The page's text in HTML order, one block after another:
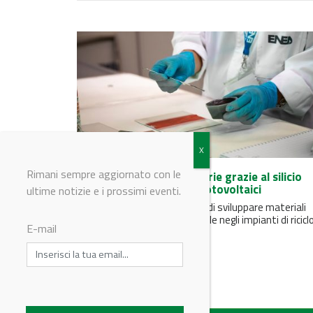
Nuovi materiali per batterie grazie al silicio
recuperato dai pannelli fotovoltaici
Il brevetto ENEA permetterà di sviluppare materiali
alternativi alla grafite ed è utile negli impianti di
Rimani sempre aggiornato con le
ultime notizie e i prossimi eventi.
E-mail